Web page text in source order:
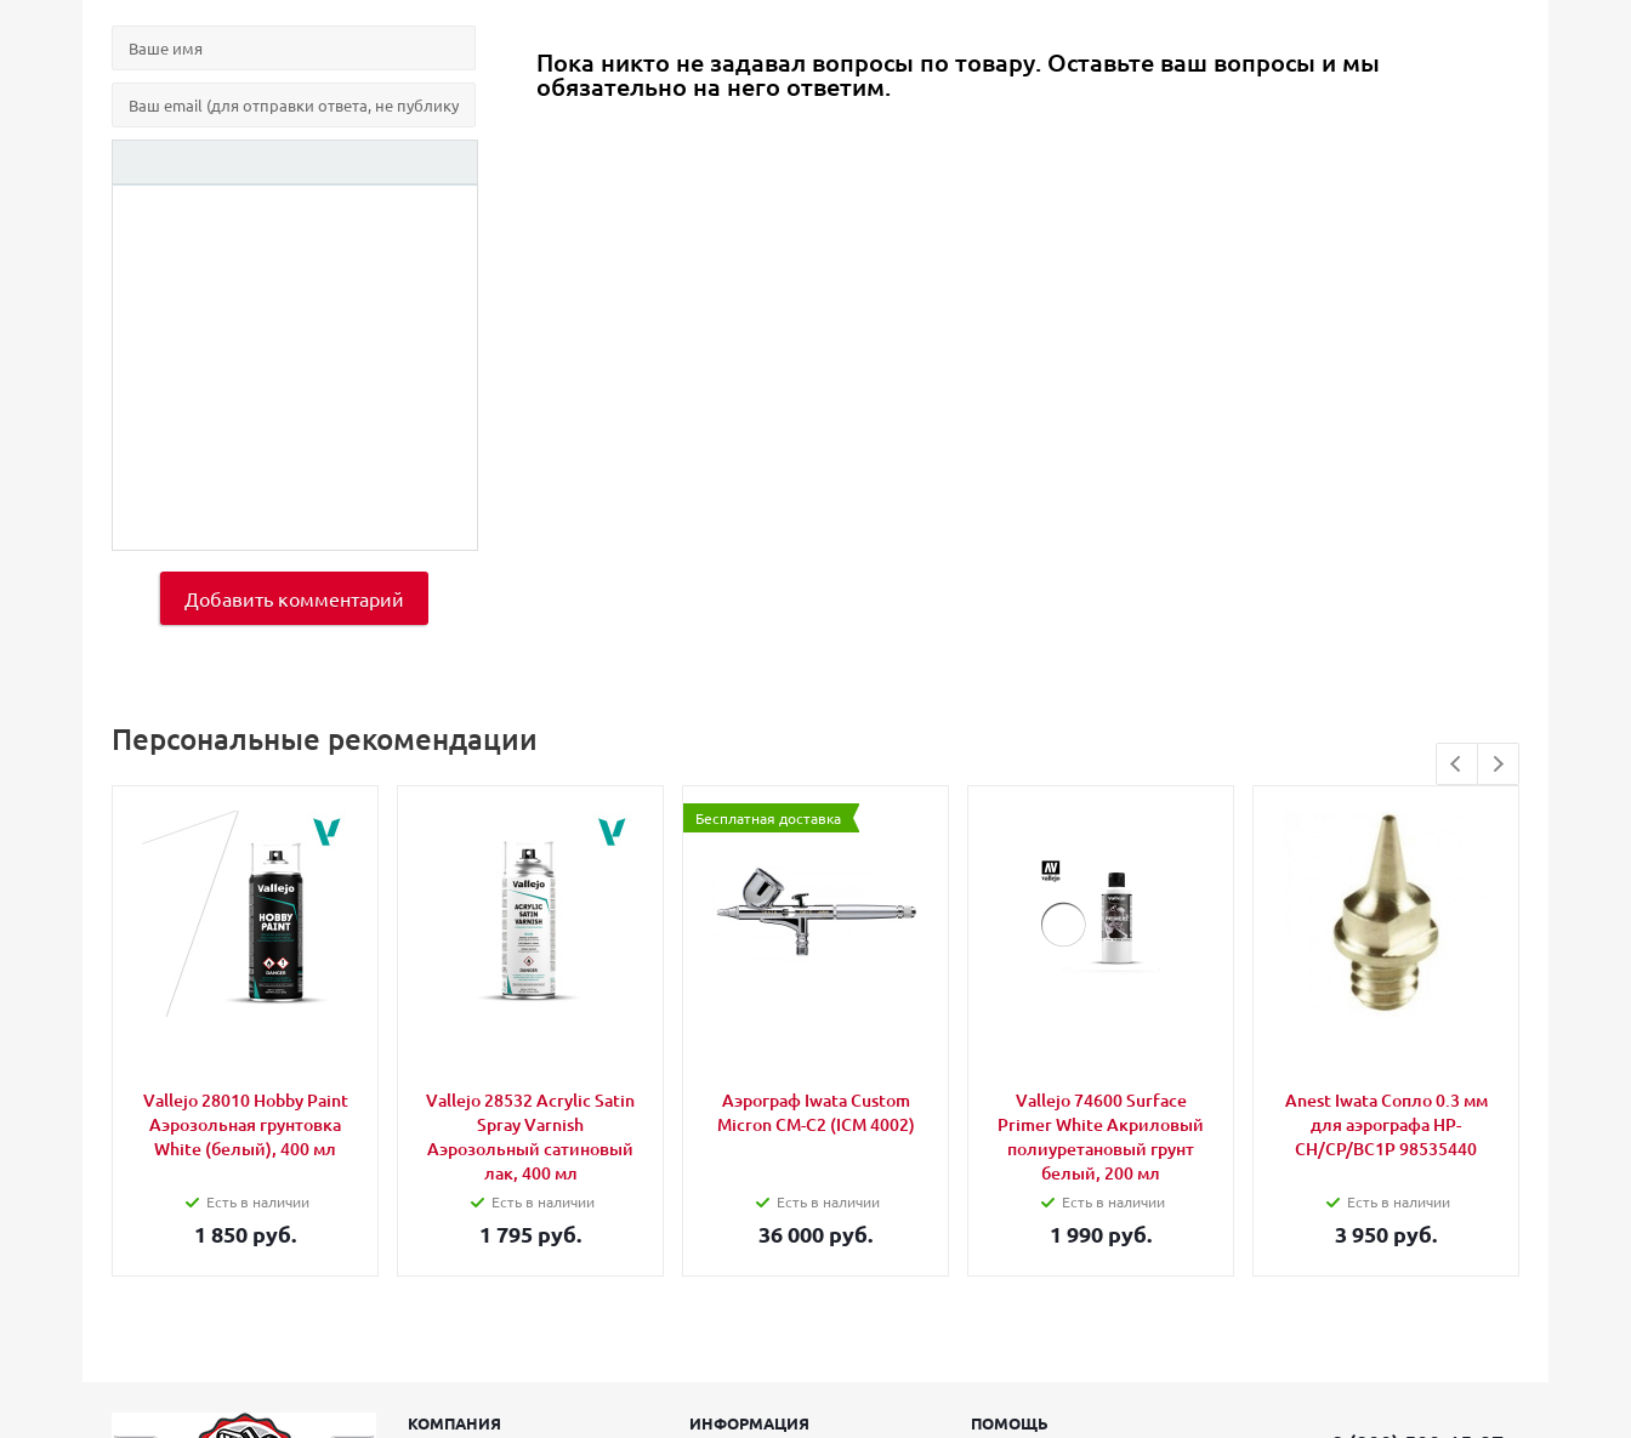
Добавить комментарий
Пока никто не задавал вопросы по товару. Оставьте ваш вопросы и мы
обязательно на него ответим.
Персональные рекомендации
Vallejo 28010 Hobby Paint
Аэрозольная грунтовка
White (белый), 400 мл
Есть в наличии
1 850 руб.
Vallejo 28532 Acrylic Satin
Spray Varnish
Аэрозольный сатиновый
лак, 400 мл
Есть в наличии
1 795 руб.
Бесплатная доставка
Аэрограф Iwata Custom
Micron CM-C2 (ICM 4002)
Есть в наличии
36 000 руб.
Vallejo 74600 Surface
Primer White Акриловый
полиуретановый грунт
белый, 200 мл
Есть в наличии
1 990 руб.
Anest Iwata Сопло 0.3 мм
для аэрографа HP-
CH/CP/BC1P 98535440
Есть в наличии
3 950 руб.
КОМПАНИЯ ИНФОРМАЦИЯ ПОМОЩЬ